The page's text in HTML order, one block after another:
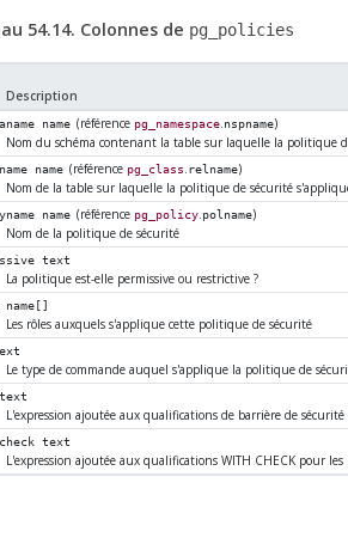
54.14. Colonnes de pg_policies
Description
name (référence pg_namespace.nspname)
Nom du schéma contenant la table sur laquelle la politique
name (référence pg_class.relname)
Nom de la table sur laquelle la politique de sécurité
name (référence pg_policy.polname)
Nom de la politique de sécurité
text
La politique est-elle permissive ou restrictive ?
name[]
Les rôles auxquels s'applique cette politique de sécurité
Le type de commande auquel s'applique la politique de
text
L'expression ajoutée aux qualifications de barrière de
text
L'expression ajoutée aux qualifications WITH CHECK pour